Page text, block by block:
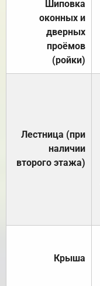
Шиповка
оконных и
дверных
проёмов
(ройки)
Лестница (при
наличии
второго этажа)
Крыша